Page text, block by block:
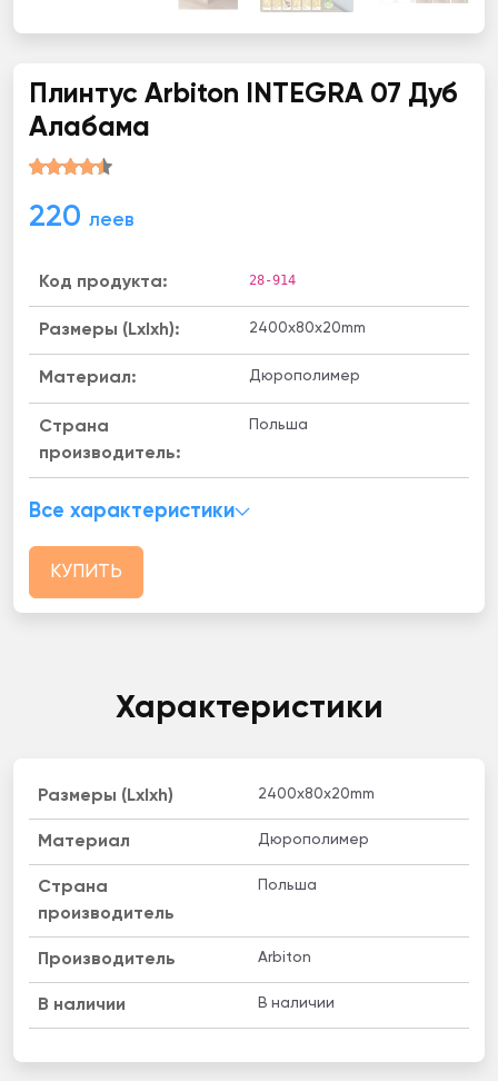
Плинтус Arbiton INТЕGRА 07 Дуб
Алабама
220 леев
Код продукта: 28-914
Размеры (Lxlxh): 2400х80х20mm
Материал: Дюрополимер
Страна
производитель:
Польша
Все характеристики
КУПИТЬ
Характеристики
Размеры (Lxlxh) 2400х80х20mm
Материал Дюрополимер
Страна
производитель
Польша
Производитель Arbiton
B наличии В наличии